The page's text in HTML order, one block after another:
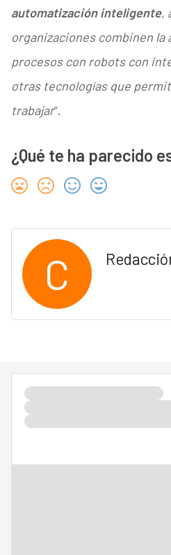
automatización inteligente,
organizaciones combinen la
procesos con robots con
otras tecnologías que
trabajar”.
¿Qué te ha parecido
C